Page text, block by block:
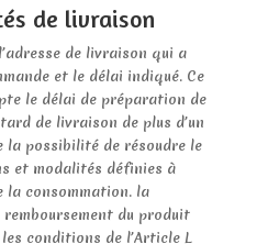
de livraison
de livraison qui a
et le délai indiqué. Ce
le délai de préparation de
de livraison de plus d’un
la possibilité de résoudre le
et modalités définies à
la consommation. la
du produit
conditions de l’Article L